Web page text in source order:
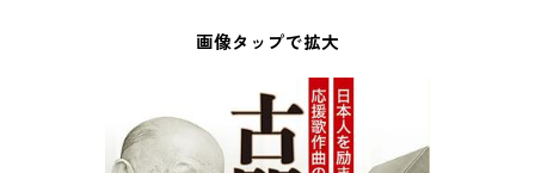
画像タップで拡大